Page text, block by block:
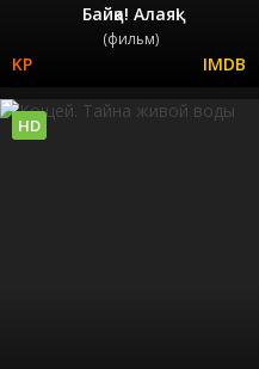
Байқа! Алаяқ!
(фильм)
HD